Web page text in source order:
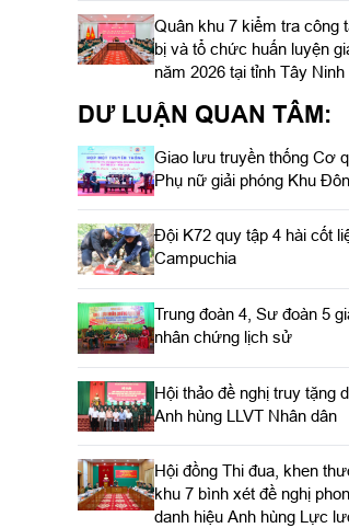
Quân khu 7 kiểm tra công
bị và tổ chức huấn luyện
năm 2026 tại tỉnh Tây Ninh
DƯ LUẬN QUAN TÂM:
Giao lưu truyền thống Cơ
Phụ nữ giải phóng Khu
Đội K72 quy tập 4 hài cốt
Campuchia
Trung đoàn 4, Sư đoàn 5
nhân chứng lịch sử
Hội thảo đề nghị truy tặng
Anh hùng LLVT Nhân dân
Hội đồng Thi đua, khen
khu 7 bình xét đề nghị
danh hiệu Anh hùng Lực